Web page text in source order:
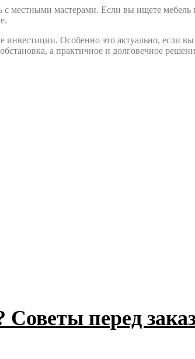
местными мастерами. Если вы ищете мебель
Особенно это актуально, если
а практичное и долговечное
перед